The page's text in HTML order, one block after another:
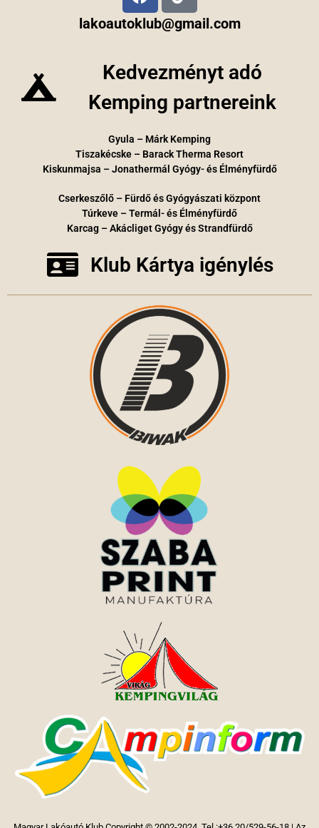
lakoautoklub@gmail.com
Kedvezményt adó
Kemping partnereink
Gyula – Márk Kemping
Tiszakécske – Barack Therma Resort
Kiskunmajsa – Jonathermál Gyógy- és Élményfürdő
Cserkeszőlő – Fürdő és Gyógyászati központ
Túrkeve – Termál- és Élményfürdő
Karcag – Akácliget Gyógy és Strandfürdő
Klub Kártya igénylés